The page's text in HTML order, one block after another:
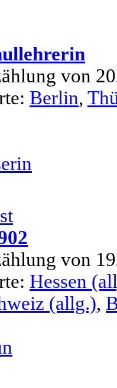
von
Berlin,
von
Hessen
(allg.),